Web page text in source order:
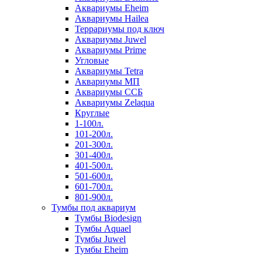
Аквариумы Eheim
Аквариумы Hailea
Террариумы под ключ
Аквариумы Juwel
Аквариумы Prime
Угловые
Аквариумы Tetra
Аквариумы МП
Аквариумы ССБ
Аквариумы Zelaqua
Круглые
1-100л.
101-200л.
201-300л.
301-400л.
401-500л.
501-600л.
601-700л.
801-900л.
Тумбы под аквариум
Тумбы Biodesign
Тумбы Aquael
Тумбы Juwel
Тумбы Eheim